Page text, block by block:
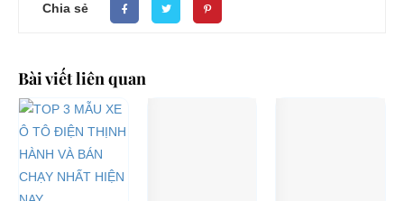
Chia sẻ
Bài viết liên quan